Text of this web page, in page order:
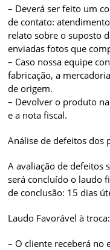
– Deverá ser feito um
de contato:
relato sobre o suposto
enviadas fotos que
– Caso nossa equipe
fabricação, a
de origem.
– Devolver o produto
e a nota fiscal.
Análise de defeitos dos
A avaliação de defeitos
será concluído o laudo
de conclusão: 15 dias
Laudo Favorável à troca:
– O cliente receberá no